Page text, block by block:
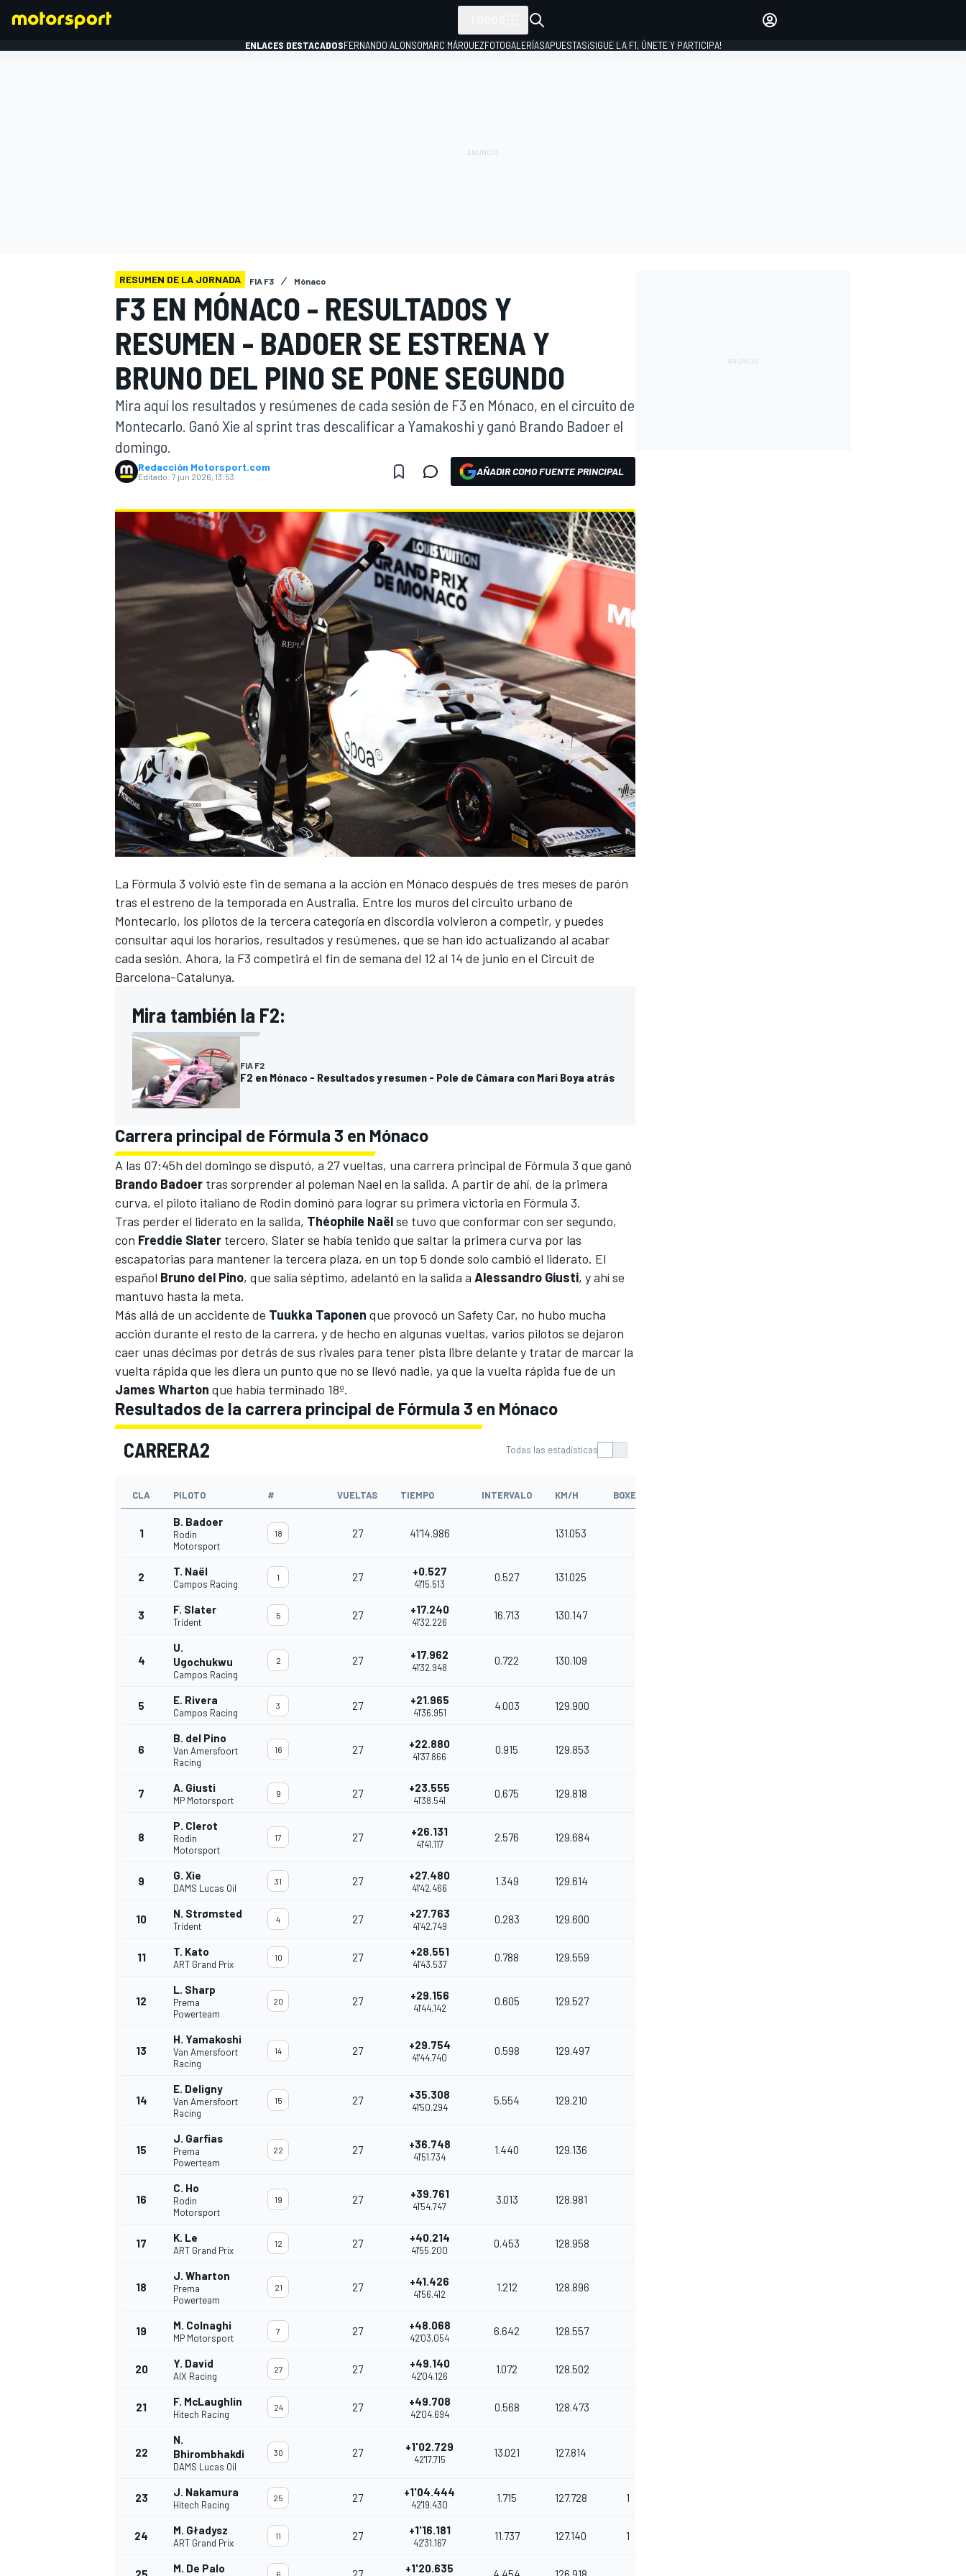
FÓRMULA E
ENLACES DESTACADOSFERNANDO ALONSOMARC MÁRQUEZFOTOGALERÍASAPUESTAS¡SIGUE LA F1, ÚNETE Y PARTICIPA!
RESUMEN DE LA JORNADA FIA F3 Mónaco
F3 EN MÓNACO - RESULTADOS Y
RESUMEN - BADOER SE ESTRENA Y
BRUNO DEL PINO SE PONE SEGUNDO
Mira aquí los resultados y resúmenes de cada sesión de F3 en Mónaco, en el circuito de
Montecarlo. Ganó Xie al sprint tras descalificar a Yamakoshi y ganó Brando Badoer el
domingo.
Redacción Motorsport.com
Editado: 7 jun 2026, 13:53 AÑADIR COMO FUENTE PRINCIPAL
La Fórmula 3 volvió este fin de semana a la acción en Mónaco después de tres meses de parón
tras el estreno de la temporada en Australia. Entre los muros del circuito urbano de
Montecarlo, los pilotos de la tercera categoría en discordia volvieron a competir, y puedes
consultar aquí los horarios, resultados y resúmenes, que se han ido actualizando al acabar
cada sesión. Ahora, la F3 competirá el fin de semana del 12 al 14 de junio en el Circuit de
Barcelona-Catalunya.
Mira también la F2:
FIA F2
F2 en Mónaco - Resultados y resumen - Pole de Cámara con Mari Boya atrás
Carrera principal de Fórmula 3 en Mónaco
A las 07:45h del domingo se disputó, a 27 vueltas, una carrera principal de Fórmula 3 que ganó
Brando Badoer tras sorprender al poleman Nael en la salida. A partir de ahí, de la primera
curva, el piloto italiano de Rodin dominó para lograr su primera victoria en Fórmula 3.
Tras perder el liderato en la salida, Théophile Naëlse tuvo que conformar con ser segundo,
con Freddie Slater tercero. Slater se había tenido que saltar la primera curva por las
escapatorias para mantener la tercera plaza, en un top 5 donde solo cambió el liderato. El
español Bruno del Pino, que salía séptimo, adelantó en la salida a Alessandro Giusti, y ahí se
mantuvo hasta la meta.
Más allá de un accidente de Tuukka Taponen que provocó un Safety Car, no hubo mucha
acción durante el resto de la carrera, y de hecho en algunas vueltas, varios pilotos se dejaron
caer unas décimas por detrás de sus rivales para tener pista libre delante y tratar de marcar la
vuelta rápida que les diera un punto que no se llevó nadie, ya que la vuelta rápida fue de un
James Wharton que había terminado 18º.
Resultados de la carrera principal de Fórmula 3 en Mónaco
CARRERA2 Todas las estadísticas
CLA PILOTO # VUELTAS TIEMPO INTERVALO KM/H BOXES
1
B. Badoer
Rodin
Motorsport
18 27 41'14.986 131.053
2 T. Naël
Campos Racing
1 27 +0.527
41'15.513
0.527 131.025
3 F. Slater
Trident
5 27 +17.240
41'32.226
16.713 130.147
4
U.
Ugochukwu
Campos Racing
2 27 +17.962
41'32.948
0.722 130.109
5 E. Rivera
Campos Racing
3 27 +21.965
41'36.951
4.003 129.900
6
B. del Pino
Van Amersfoort
Racing
16 27 +22.880
41'37.866
0.915 129.853
7 A. Giusti
MP Motorsport
9 27 +23.555
41'38.541
0.675 129.818
8
P. Clerot
Rodin
Motorsport
17 27 +26.131
41'41.117
2.576 129.684
9 G. Xie
DAMS Lucas Oil
31 27 +27.480
41'42.466
1.349 129.614
10 N. Strømsted
Trident
4 27 +27.763
41'42.749
0.283 129.600
11 T. Kato
ART Grand Prix
10 27 +28.551
41'43.537
0.788 129.559
12
L. Sharp
Prema
Powerteam
20 27 +29.156
41'44.142
0.605 129.527
13
H. Yamakoshi
Van Amersfoort
Racing
14 27 +29.754
41'44.740
0.598 129.497
14
E. Deligny
Van Amersfoort
Racing
15 27 +35.308
41'50.294
5.554 129.210
15
J. Garfias
Prema
Powerteam
22 27 +36.748
41'51.734
1.440 129.136
16
C. Ho
Rodin
Motorsport
19 27 +39.761
41'54.747
3.013 128.981
17 K. Le
ART Grand Prix
12 27 +40.214
41'55.200
0.453 128.958
18
J. Wharton
Prema
Powerteam
21 27 +41.426
41'56.412
1.212 128.896
19 M. Colnaghi
MP Motorsport
7 27 +48.068
42'03.054
6.642 128.557
20 Y. David
AIX Racing
27 27 +49.140
42'04.126
1.072 128.502
21 F. McLaughlin
Hitech Racing
24 27 +49.708
42'04.694
0.568 128.473
22
N.
Bhirombhakdi
DAMS Lucas Oil
30 27 +1'02.729
42'17.715
13.021 127.814
23 J. Nakamura
Hitech Racing
25 27 +1'04.444
42'19.430
1.715 127.728 1
24 M. Gładysz
ART Grand Prix
11 27 +1'16.181
42'31.167
11.737 127.140 1
M. De Palo 6 +1'20.635